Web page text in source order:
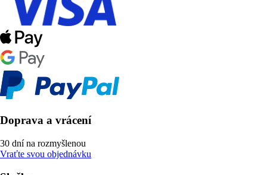
Doprava a vrácení
30 dní na rozmyšlenou
Vraťte svou objednávku